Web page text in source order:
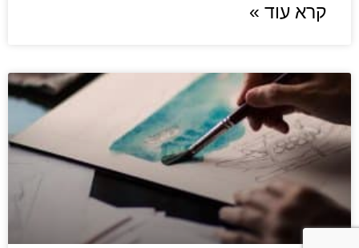
קרא עוד »